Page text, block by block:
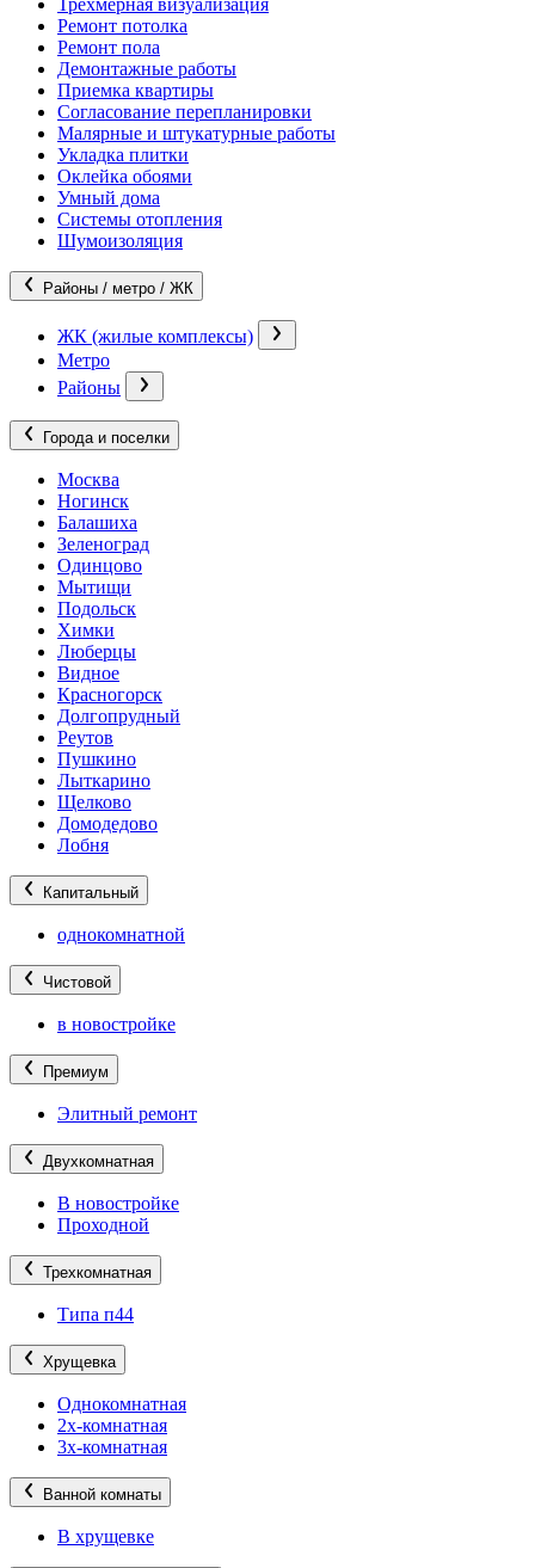
Трехмерная визуализация
Ремонт потолка
Ремонт пола
Демонтажные работы
Приемка квартиры
Согласование перепланировки
Малярные и штукатурные работы
Укладка плитки
Оклейка обоями
Умный дома
Системы отопления
Шумоизоляция
Районы / метро / ЖК
ЖК (жилые комплексы)
Метро
Районы
Города и поселки
Москва
Ногинск
Балашиха
Зеленоград
Одинцово
Мытищи
Подольск
Химки
Люберцы
Видное
Красногорск
Долгопрудный
Реутов
Пушкино
Лыткарино
Щелково
Домодедово
Лобня
Капитальный
однокомнатной
Чистовой
в новостройке
Премиум
Элитный ремонт
Двухкомнатная
В новостройке
Проходной
Трехкомнатная
Типа п44
Хрущевка
Однокомнатная
2х-комнатная
3х-комнатная
Ванной комнаты
В хрущевке